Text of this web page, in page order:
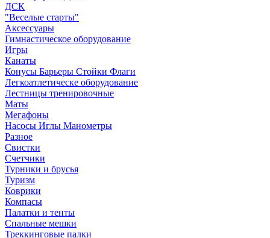
ДСК
"Веселые старты"
Аксессуары
Гимнастическое оборудование
Игры
Канаты
Конусы Барьеры Стойки Флаги
Легкоатлетическе оборудование
Лестницы тренировочные
Маты
Мегафоны
Насосы Иглы Манометры
Разное
Свистки
Счетчики
Турники и брусья
Туризм
Коврики
Компасы
Палатки и тенты
Спальные мешки
Треккинговые палки